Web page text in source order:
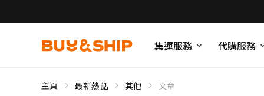
集運服務 代購服務
主頁 最新熱話 其他 文章